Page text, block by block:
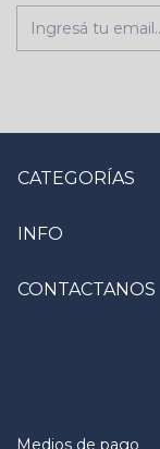
CATEGORÍAS
INFO
CONTACTANOS
Medios de pago